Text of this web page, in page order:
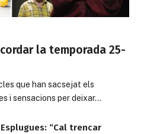
la temporada 25-
que han sacsejat els
i sensacions per deixar…
“Cal trencar